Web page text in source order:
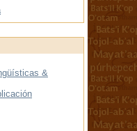
&